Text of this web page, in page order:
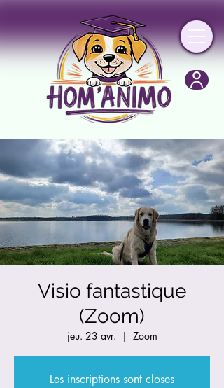
Visio fantastique
(Zoom)
jeu. 23 avr.
  |
Zoom
Les inscriptions sont closes